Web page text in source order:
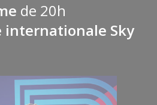
de 20h
internationale Sky